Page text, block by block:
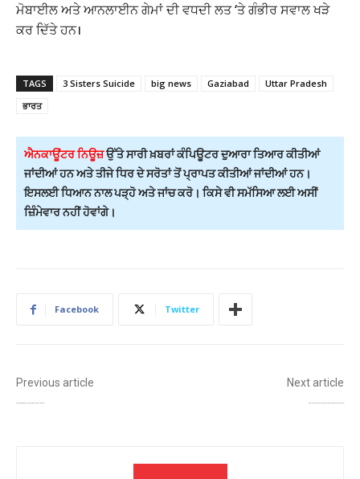
ਮੋਬਾਈਲ ਅਤੇ ਆਨਲਾਈਨ ਗੇਮਾਂ ਦੀ ਵਧਦੀ ਲਤ ‘ਤੇ ਗੰਭੀਰ ਸਵਾਲ ਖੜੇ
ਕਰ ਦਿੱਤੇ ਹਨ।
TAGS 3 Sisters Suicide big news Gaziabad
Uttar Pradesh
ਭਾਰਤ
ਐਨਕਾਊਂਟਰ ਨਿਊਜ਼ਉੱਤੇ ਸਾਰੀ ਖ਼ਬਰਾਂ ਕੰਪਿਊਟਰ ਦੁਆਰਾ ਤਿਆਰ ਕੀਤੀਆਂ
ਜਾਂਦੀਆਂ ਹਨ ਅਤੇ ਤੀਜੇ ਧਿਰ ਦੇ ਸਰੋਤਾਂ ਤੋਂ ਪ੍ਰਾਪਤ ਕੀਤੀਆਂ ਜਾਂਦੀਆਂ ਹਨ।
ਇਸਲਈ ਧਿਆਨ ਨਾਲ ਪੜ੍ਹੋ ਅਤੇ ਜਾਂਚ ਕਰੋ। ਕਿਸੇ ਵੀ ਸਮੱਸਿਆ ਲਈ ਅਸੀਂ
ਜ਼ਿੰਮੇਵਾਰ ਨਹੀਂ ਹੋਵਾਂਗੇ।
Facebook Twitter
Previous article Next article